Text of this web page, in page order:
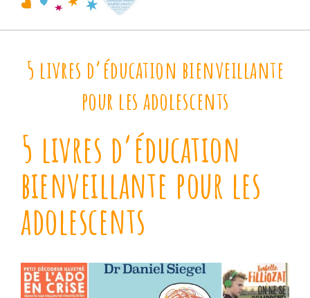
5 livres d’éducation bienveillante
pour les adolescents
5 livres d’éducation
bienveillante pour les
adolescents